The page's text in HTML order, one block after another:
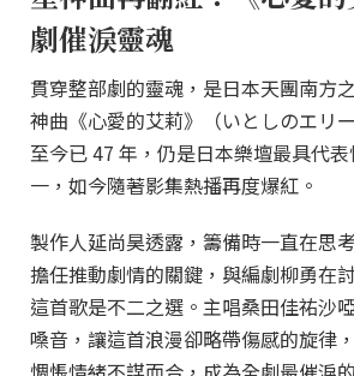
劇催淚靈魂
貫穿整部劇的靈魂，是日本天團南方
神曲《心愛的艾莉》（いとしのエリ
至今已 47 年，仍是日本樂壇最具代
一，如今隨著影集熱播再度爆紅。
製作人延尚昊透露，籌備時一直在思
擔任推動劇情的關鍵，與編劇柳勇在
這首歌是不二之選。主唱桑田佳祐沙
嗓音，讓這首浪漫卻略帶傷感的旋律